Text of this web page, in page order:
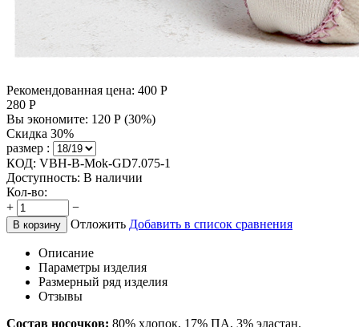
Рекомендованная цена: 400 Р
280 Р
Вы экономите: 120 Р (30%)
Скидка 30%
размер :
КОД: VBH-B-Mok-GD7.075-1
Доступность: В наличии
Кол-во:
+
−
В корзину Отложить Добавить в список сравнения
Описание
Параметры изделия
Размерный ряд изделия
Отзывы
Состав носочков: 80% хлопок, 17% ПА, 3% эластан.